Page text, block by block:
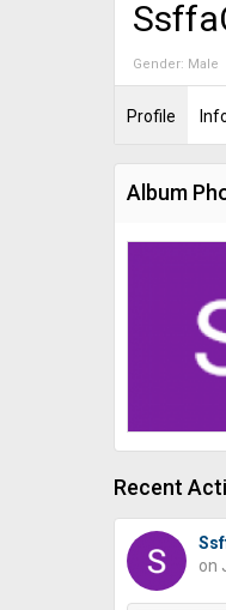
Gender: Male
Profile
Album
Recent
on